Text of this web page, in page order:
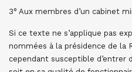
3° Aux membres d’un cabinet
Si ce texte ne s’applique pas
nommées à la présidence de la
cependant susceptible d’entrer